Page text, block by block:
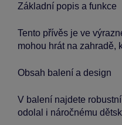
Základní popis a funkce
Tento přívěs je ve
mohou hrát na zahradě,
Obsah balení a design
V balení najdete
odolal i náročnému